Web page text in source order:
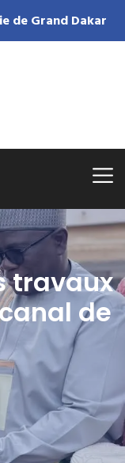
de Grand Dakar
travaux
de